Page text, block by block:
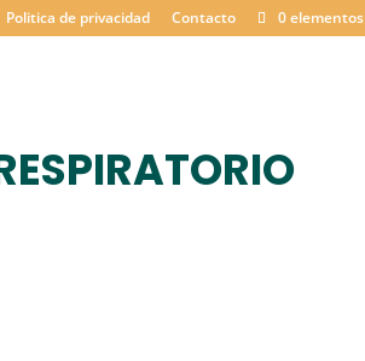
Politica de privacidad Contacto 0 elementos